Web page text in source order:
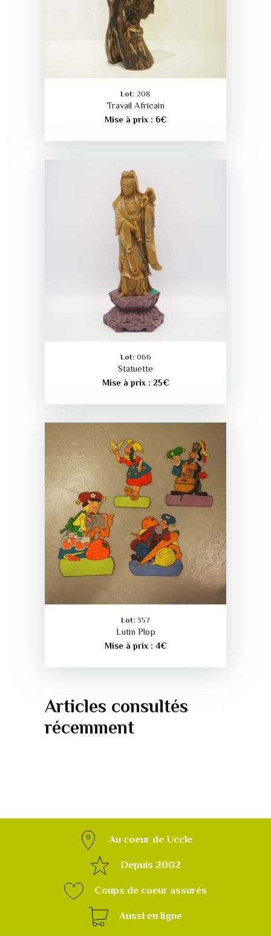
Lot: 208
Travail Africain
Mise à prix : 6€
Lot: 066
Statuette
Mise à prix : 25€
Lot: 357
Lutin Plop
Mise à prix : 4€
Articles consultés
récemment
Au coeur de Uccle
Depuis 2002
Coups de coeur assurés
Aussi en ligne